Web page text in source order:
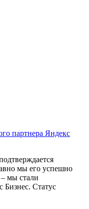
партнера Яндекс
мы его успешно
мы стали
Бизнес. Статус